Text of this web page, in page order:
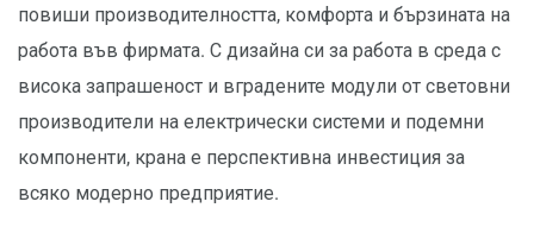
повиши производителността, комфорта и бързината на
работа във фирмата. С дизайна си за работа в среда с
висока запрашеност и вградените модули от световни
производители на електрически системи и подемни
компоненти, крана е перспективна инвестиция за
всяко модерно предприятие.